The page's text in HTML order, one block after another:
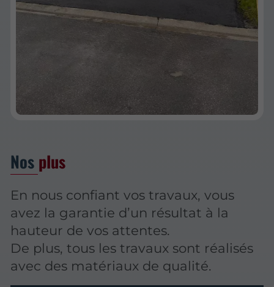
Nos plus
En nous confiant vos travaux, vous
avez la garantie d’un résultat à la
hauteur de vos attentes.
De plus, tous les travaux sont réalisés
avec des matériaux de qualité.